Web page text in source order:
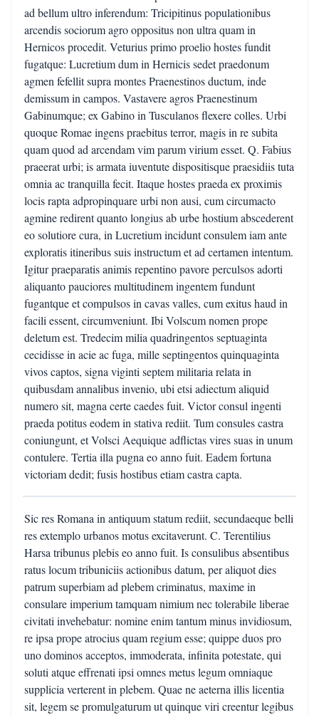
ad bellum ultro inferendum: Tricipitinus populationibus
arcendis sociorum agro oppositus non ultra quam in
Hernicos procedit. Veturius primo proelio hostes fundit
fugatque: Lucretium dum in Hernicis sedet praedonum
agmen fefellit supra montes Praenestinos ductum, inde
demissum in campos. Vastavere agros Praenestinum
Gabinumque; ex Gabino in Tusculanos flexere colles. Urbi
quoque Romae ingens praebitus terror, magis in re subita
quam quod ad arcendam vim parum virium esset. Q. Fabius
praeerat urbi; is armata iuventute dispositisque praesidiis tuta
omnia ac tranquilla fecit. Itaque hostes praeda ex proximis
locis rapta adpropinquare urbi non ausi, cum circumacto
agmine redirent quanto longius ab urbe hostium abscederent
eo solutiore cura, in Lucretium incidunt consulem iam ante
exploratis itineribus suis instructum et ad certamen intentum.
Igitur praeparatis animis repentino pavore perculsos adorti
aliquanto pauciores multitudinem ingentem fundunt
fugantque et compulsos in cavas valles, cum exitus haud in
facili essent, circumveniunt. Ibi Volscum nomen prope
deletum est. Tredecim milia quadringentos septuaginta
cecidisse in acie ac fuga, mille septingentos quinquaginta
vivos captos, signa viginti septem militaria relata in
quibusdam annalibus invenio, ubi etsi adiectum aliquid
numero sit, magna certe caedes fuit. Victor consul ingenti
praeda potitus eodem in stativa rediit. Tum consules castra
coniungunt, et Volsci Aequique adflictas vires suas in unum
contulere. Tertia illa pugna eo anno fuit. Eadem fortuna
victoriam dedit; fusis hostibus etiam castra capta.
Sic res Romana in antiquum statum rediit, secundaeque belli
res extemplo urbanos motus excitaverunt. C. Terentilius
Harsa tribunus plebis eo anno fuit. Is consulibus absentibus
ratus locum tribuniciis actionibus datum, per aliquot dies
patrum superbiam ad plebem criminatus, maxime in
consulare imperium tamquam nimium nec tolerabile liberae
civitati invehebatur: nomine enim tantum minus invidiosum,
re ipsa prope atrocius quam regium esse; quippe duos pro
uno dominos acceptos, immoderata, infinita potestate, qui
soluti atque effrenati ipsi omnes metus legum omniaque
supplicia verterent in plebem. Quae ne aeterna illis licentia
sit, legem se promulgaturum ut quinque viri creentur legibus